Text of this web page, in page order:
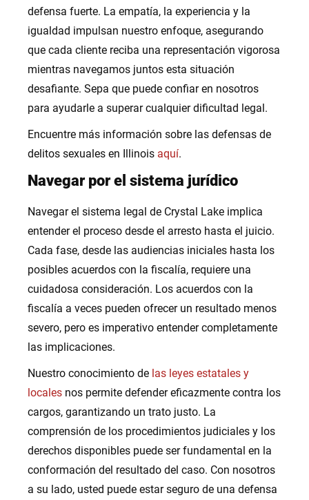
defensa fuerte. La empatía, la experiencia y la
igualdad impulsan nuestro enfoque, asegurando
que cada cliente reciba una representación vigorosa
mientras navegamos juntos esta situación
desafiante. Sepa que puede confiar en nosotros
para ayudarle a superar cualquier dificultad legal.
Encuentre más información sobre las defensas de
delitos sexuales en Illinois aquí.
Navegar por el sistema jurídico
Navegar el sistema legal de Crystal Lake implica
entender el proceso desde el arresto hasta el juicio.
Cada fase, desde las audiencias iniciales hasta los
posibles acuerdos con la fiscalía, requiere una
cuidadosa consideración. Los acuerdos con la
fiscalía a veces pueden ofrecer un resultado menos
severo, pero es imperativo entender completamente
las implicaciones.
Nuestro conocimiento de las leyes estatales y
locales nos permite defender eficazmente contra los
cargos, garantizando un trato justo. La
comprensión de los procedimientos judiciales y los
derechos disponibles puede ser fundamental en la
conformación del resultado del caso. Con nosotros
a su lado, usted puede estar seguro de una defensa